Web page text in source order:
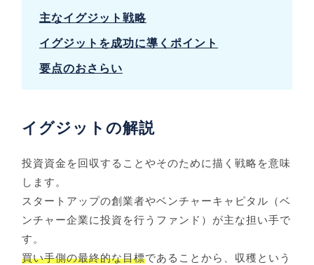
主なイグジット戦略
イグジットを成功に導くポイント
要点のおさらい
イグジットの解説
投資資金を回収することやそのために描く戦略を意味
します。
スタートアップの創業者やベンチャーキャピタル（ベ
ンチャー企業に投資を行うファンド）が主な担い手で
す。
買い手側の最終的な目標であることから、収穫という